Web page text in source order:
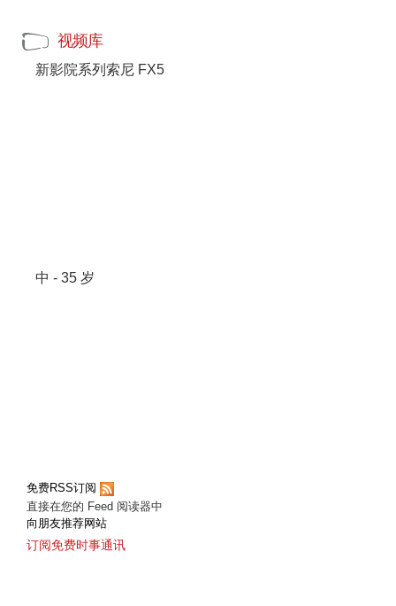
视频库
新影院系列索尼 FX5
中 - 35 岁
免费RSS订阅
直接在您的 Feed 阅读器中
向朋友推荐网站
订阅免费时事通讯